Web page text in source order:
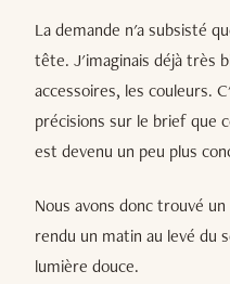
La demande n'a subsisté
tête. J'imaginais déjà très
accessoires, les couleurs.
précisions sur le brief que
est devenu un peu plus
Nous avons donc trouvé
rendu un matin au levé du
lumière douce.